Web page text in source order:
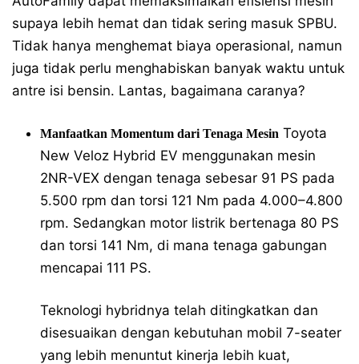
supaya lebih hemat dan tidak sering masuk SPBU.
Tidak hanya menghemat biaya operasional, namun
juga tidak perlu menghabiskan banyak waktu untuk
antre isi bensin. Lantas, bagaimana caranya?
Manfaatkan Momentum dari Tenaga Mesin Toyota
New Veloz Hybrid EV menggunakan mesin
2NR-VEX dengan tenaga sebesar 91 PS pada
5.500 rpm dan torsi 121 Nm pada 4.000–4.800
rpm. Sedangkan motor listrik bertenaga 80 PS
dan torsi 141 Nm, di mana tenaga gabungan
mencapai 111 PS.
Teknologi hybridnya telah ditingkatkan dan
disesuaikan dengan kebutuhan mobil 7-seater
yang lebih menuntut kinerja lebih kuat,